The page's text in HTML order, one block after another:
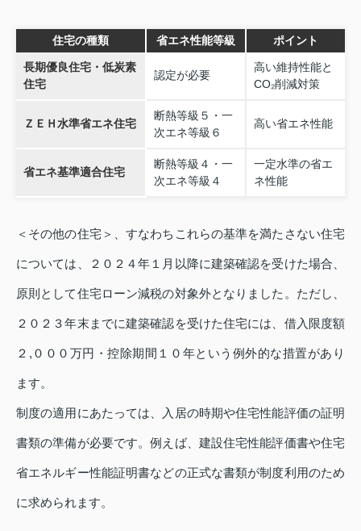
住宅の種類 省エネ性能等級 ポイント
長期優良住宅・低炭素
住宅
認定が必要
高い維持性能と
CO₂削減対策
ＺＥＨ水準省エネ住宅
断熱等級５・一
次エネ等級６
高い省エネ性能
省エネ基準適合住宅
断熱等級４・一
次エネ等級４
一定水準の省エ
ネ性能
＜その他の住宅＞、すなわちこれらの基準を満たさない住宅
については、２０２４年１月以降に建築確認を受けた場合、
原則として住宅ローン減税の対象外となりました。ただし、
２０２３年末までに建築確認を受けた住宅には、借入限度額
２,０００万円・控除期間１０年という例外的な措置があり
ます。
制度の適用にあたっては、入居の時期や住宅性能評価の証明
書類の準備が必要です。例えば、建設住宅性能評価書や住宅
省エネルギー性能証明書などの正式な書類が制度利用のため
に求められます。